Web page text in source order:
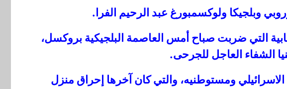
وبلجيكا ولوكسمبورغ عبد الرحيم الفرا.
التي ضربت صباح أمس العاصمة البلجيكية بروكسل،
الشفاء العاجل للجرحى.
ومستوطنيه، والتي كان آخرها إحراق منزل